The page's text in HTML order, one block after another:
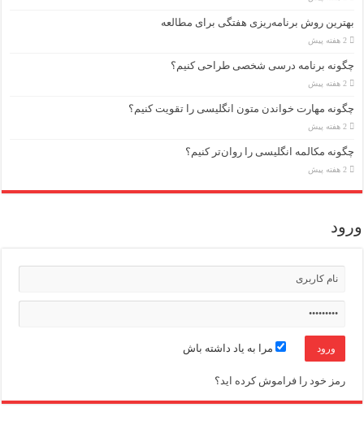
بهترین روش برنامه‌ریزی هفتگی برای مطالعه
2 هفته پیش
چگونه برنامه درسی شخصی طراحی کنیم؟
2 هفته پیش
چگونه مهارت خواندن متون انگلیسی را تقویت کنیم؟
2 هفته پیش
چگونه مکالمه انگلیسی را روان‌تر کنیم؟
2 هفته پیش
ورود
مرا به یاد داشته باش
رمز خود را فراموش کرده اید؟